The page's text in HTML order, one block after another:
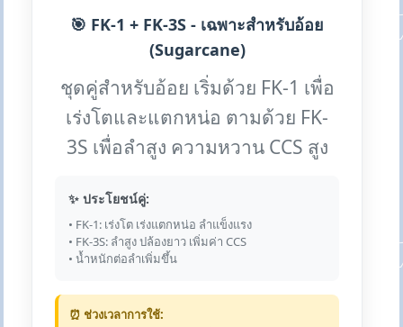
🎯 FK-1 + FK-3S - เฉพาะสำหรับอ้อย
(Sugarcane)
ชุดคู่สำหรับอ้อย เริ่มด้วย FK-1 เพื่อ
เร่งโตและแตกหน่อ ตามด้วย FK-
3S เพื่อลำสูง ความหวาน CCS สูง
✨ ประโยชน์คู่:
• FK-1: เร่งโต เร่งแตกหน่อ ลำแข็งแรง
• FK-3S: ลำสูง ปล้องยาว เพิ่มค่า CCS
• น้ำหนักต่อลำเพิ่มขึ้น
⏰ ช่วงเวลาการใช้: